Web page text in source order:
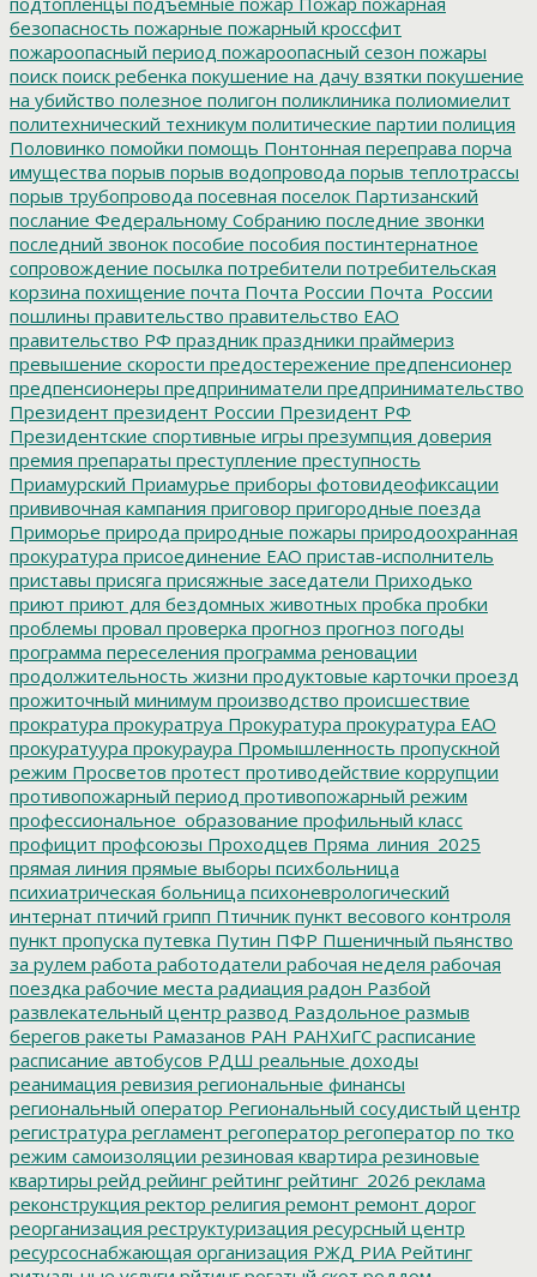
безопасность пожарные пожарный кроссфит
пожароопасный период пожароопасный сезон пожары
поиск поиск ребенка покушение на дачу взятки покушение
на убийство полезное полигон поликлиника полиомиелит
политехнический техникум политические партии полиция
Половинко помойки помощь Понтонная переправа порча
имущества порыв порыв водопровода порыв теплотрассы
порыв трубопровода посевная поселок Партизанский
послание Федеральному Собранию последние звонки
последний звонок пособие пособия постинтернатное
сопровождение посылка потребители потребительская
корзина похищение почта Почта России Почта_России
пошлины правительство правительство ЕАО
правительство РФ праздник праздники праймериз
превышение скорости предостережение предпенсионер
предпенсионеры предприниматели предпринимательство
Президент президент России Президент РФ
Президентские спортивные игры презумпция доверия
премия препараты преступление преступность
Приамурский Приамурье приборы фотовидеофиксации
прививочная кампания приговор пригородные поезда
Приморье природа природные пожары природоохранная
прокуратура присоединение ЕАО пристав-исполнитель
приставы присяга присяжные заседатели Приходько
приют приют для бездомных животных пробка пробки
проблемы провал проверка прогноз прогноз погоды
программа переселения программа реновации
продолжительность жизни продуктовые карточки проезд
прожиточный минимум производство происшествие
прократура прокуратруа Прокуратура прокуратура ЕАО
прокуратуура прокураура Промышленность пропускной
режим Просветов протест противодействие коррупции
противопожарный период противопожарный режим
профессиональное_образование профильный класс
профицит профсоюзы Проходцев Пряма_линия_2025
прямая линия прямые выборы психбольница
психиатрическая больница психоневрологический
интернат птичий грипп Птичник пункт весового контроля
пункт пропуска путевка Путин ПФР Пшеничный пьянство
за рулем работа работодатели рабочая неделя рабочая
поездка рабочие места радиация радон Разбой
развлекательный центр развод Раздольное размыв
берегов ракеты Рамазанов РАН РАНХиГС расписание
расписание автобусов РДШ реальные доходы
реанимация ревизия региональные финансы
региональный оператор Региональный сосудистый центр
регистратура регламент регоператор регоператор по тко
режим самоизоляции резиновая квартира резиновые
квартиры рейд рейинг рейтинг рейтинг_2026 реклама
реконструкция ректор религия ремонт ремонт дорог
реорганизация реструктуризация ресурсный центр
ресурсоснабжающая организация РЖД РИА Рейтинг